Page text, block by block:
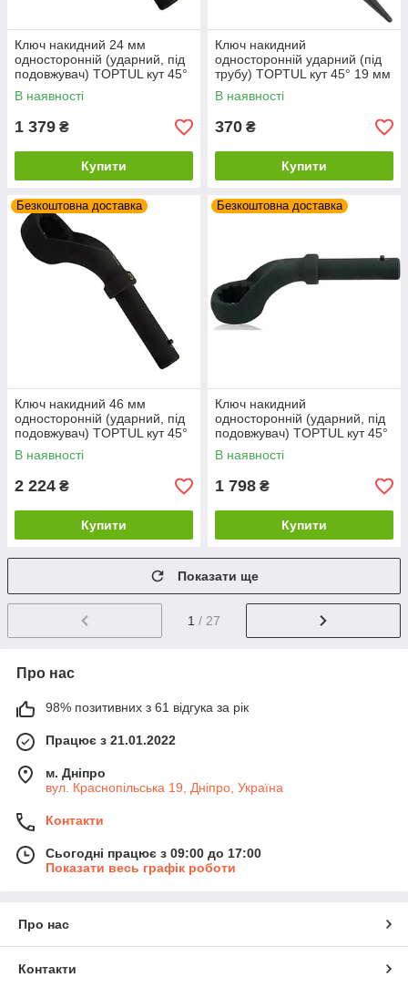
Ключ накидний 24 мм
односторонній (ударний, під
подовжувач) TOPTUL кут 45°
AAAV2424
В наявності
1 379 ₴
Купити
Ключ накидний
односторонній ударний (під
трубу) TOPTUL кут 45° 19 мм
AAAS1919
В наявності
370 ₴
Купити
Безкоштовна доставка
Ключ накидний 46 мм
односторонній (ударний, під
подовжувач) TOPTUL кут 45°
AAAV4646
В наявності
2 224 ₴
Купити
Безкоштовна доставка
Ключ накидний
односторонній (ударний, під
подовжувач) TOPTUL кут 45°
43 мм AAAV4343
В наявності
1 798 ₴
Купити
Показати ще
1 / 27
Про нас
98% позитивних з 61 відгука за рік
Працює з 21.01.2022
м. Дніпро
вул. Краснопільська 19, Дніпро, Україна
Контакти
Сьогодні працює з 09:00 до 17:00
Показати весь графік роботи
Про нас
Контакти